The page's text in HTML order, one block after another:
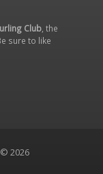
Club, the
sure to like
2026